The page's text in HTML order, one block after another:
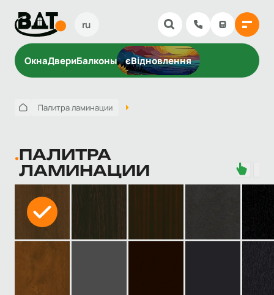
ru
ОкнаДвериБалконы єВідновлення
Палитра ламинации
ПАЛИТРА
ЛАМИНАЦИИ